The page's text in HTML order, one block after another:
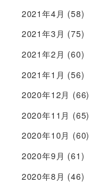
2021年4月 (58)
2021年3月 (75)
2021年2月 (60)
2021年1月 (56)
2020年12月 (66)
2020年11月 (65)
2020年10月 (60)
2020年9月 (61)
2020年8月 (46)